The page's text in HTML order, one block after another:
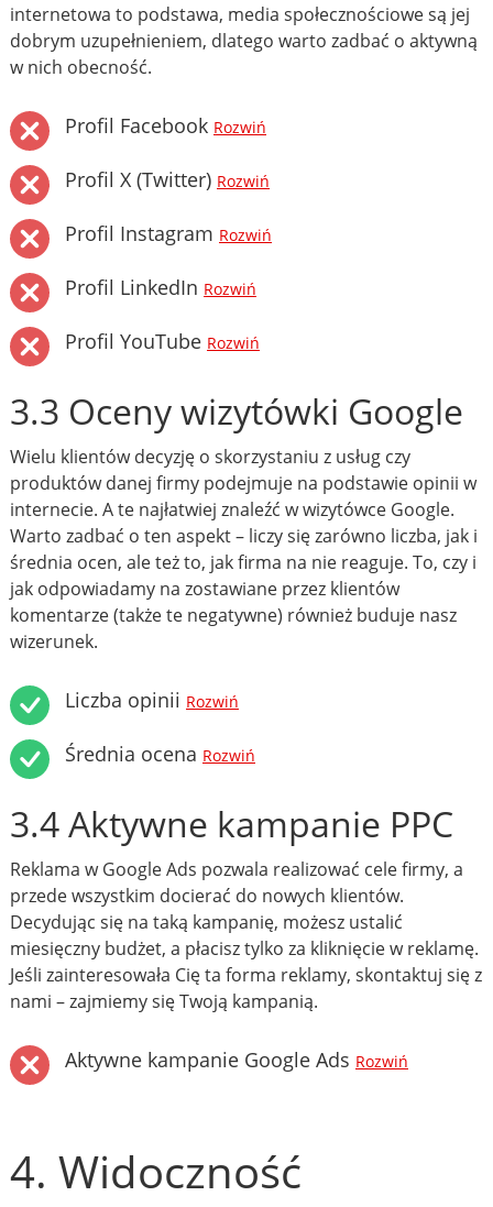
internetowa to podstawa, media społecznościowe są jej
dobrym uzupełnieniem, dlatego warto zadbać o aktywną
w nich obecność.
Profil Facebook Rozwiń
Profil X (Twitter) Rozwiń
Profil Instagram Rozwiń
Profil LinkedIn Rozwiń
Profil YouTube Rozwiń
3.3 Oceny wizytówki Google
Wielu klientów decyzję o skorzystaniu z usług czy
produktów danej firmy podejmuje na podstawie opinii w
internecie. A te najłatwiej znaleźć w wizytówce Google.
Warto zadbać o ten aspekt – liczy się zarówno liczba, jak i
średnia ocen, ale też to, jak firma na nie reaguje. To, czy i
jak odpowiadamy na zostawiane przez klientów
komentarze (także te negatywne) również buduje nasz
wizerunek.
Liczba opinii Rozwiń
Średnia ocena Rozwiń
3.4 Aktywne kampanie PPC
Reklama w Google Ads pozwala realizować cele firmy, a
przede wszystkim docierać do nowych klientów.
Decydując się na taką kampanię, możesz ustalić
miesięczny budżet, a płacisz tylko za kliknięcie w reklamę.
Jeśli zainteresowała Cię ta forma reklamy, skontaktuj się z
nami – zajmiemy się Twoją kampanią.
Aktywne kampanie Google Ads Rozwiń
4. Widoczność